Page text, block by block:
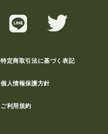
特定商取引法に基づく表記
個人情報保護方針
ご利用規約